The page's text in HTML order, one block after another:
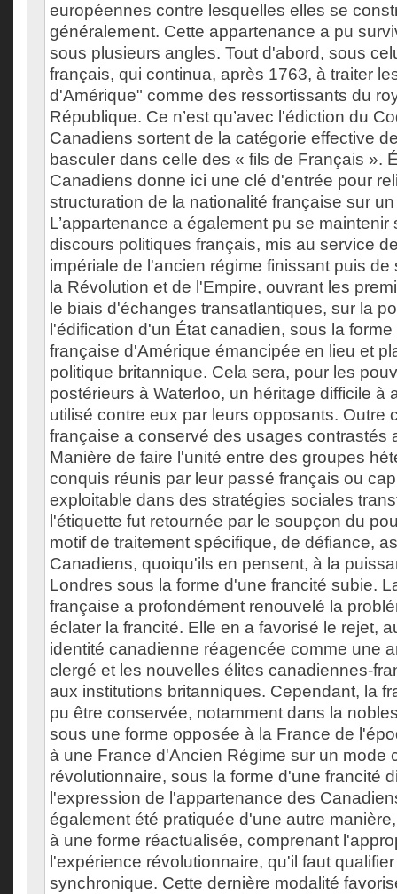
européennes contre lesquelles elles se
généralement. Cette appartenance a pu
sous plusieurs angles. Tout d'abord, sous
français, qui continua, après 1763, à traiter
d'Amérique" comme des ressortissants du
République. Ce n’est qu’avec l'édiction du
Canadiens sortent de la catégorie effective
basculer dans celle des « fils de Français ».
Canadiens donne ici une clé d'entrée pour
structuration de la nationalité française sur
L’appartenance a également pu se maintenir
discours politiques français, mis au service
impériale de l'ancien régime finissant puis
la Révolution et de l'Empire, ouvrant les
le biais d'échanges transatlantiques, sur la
l'édification d'un État canadien, sous la
française d'Amérique émancipée en lieu et
politique britannique. Cela sera, pour les
postérieurs à Waterloo, un héritage difficile à
utilisé contre eux par leurs opposants. Outre
française a conservé des usages contrastés
Manière de faire l'unité entre des groupes
conquis réunis par leur passé français ou
exploitable dans des stratégies sociales
l'étiquette fut retournée par le soupçon du
motif de traitement spécifique, de défiance,
Canadiens, quoiqu'ils en pensent, à la
Londres sous la forme d'une francité subie.
française a profondément renouvelé la
éclater la francité. Elle en a favorisé le rejet,
identité canadienne réagencée comme une
clergé et les nouvelles élites canadiennes-
aux institutions britanniques. Cependant, la
pu être conservée, notamment dans la
sous une forme opposée à la France de
à une France d'Ancien Régime sur un mode
révolutionnaire, sous la forme d'une francité
l'expression de l'appartenance des
également été pratiquée d'une autre
à une forme réactualisée, comprenant
l'expérience révolutionnaire, qu'il faut
synchronique. Cette dernière modalité